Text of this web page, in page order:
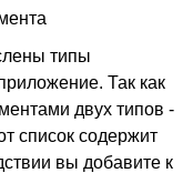
типы
Так как
двух типов -
список содержит
вы добавите к